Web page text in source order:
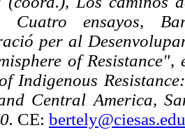
Cuatro ensayos,
per al
of
Indigenous
Central America,
CE: